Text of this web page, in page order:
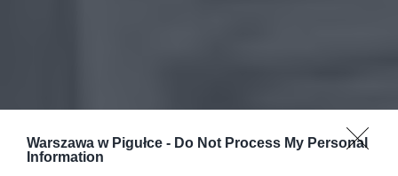
Warszawa w Pigułce - Do Not Process My Personal
Information